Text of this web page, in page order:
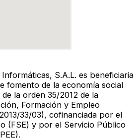
S.A.L. es beneficiaria
fomento de la economía social
la orden 35/2012 de la
Formación y Empleo
33/03), cofinanciada por el
(FSE) y por el Servicio Público